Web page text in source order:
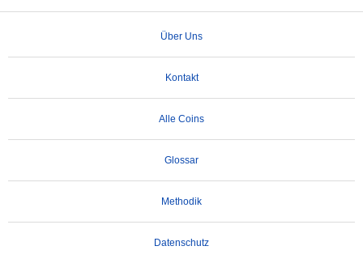
Über Uns
Kontakt
Alle Coins
Glossar
Methodik
Datenschutz